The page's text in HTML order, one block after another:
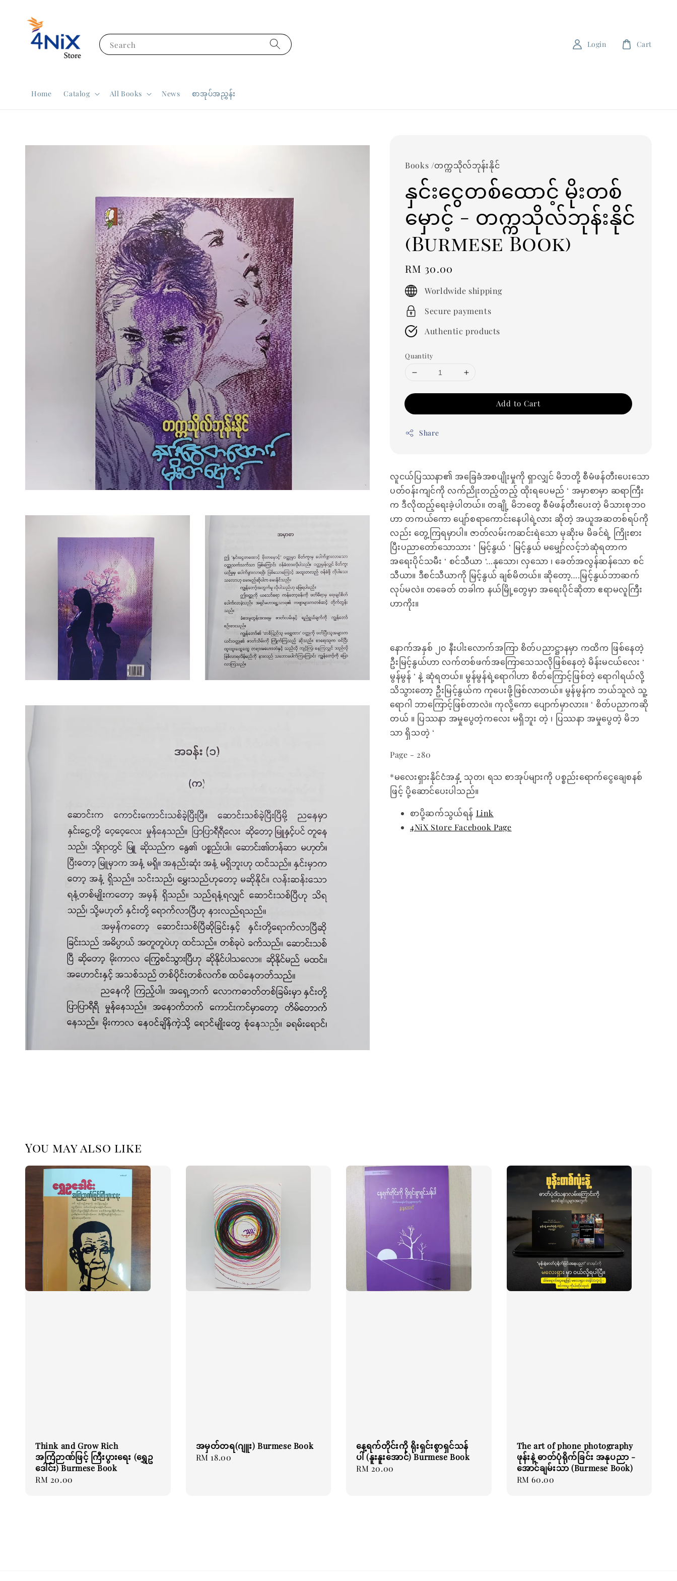
Search
Home Catalog All Books News စာအုပ်အညွှန်း
Login Cart
Books /တက္ကသိုလ်ဘုန်းနိုင်
နှင်းငွေတစ်ထောင့် မိုးတစ်
မှောင့် - တက္ကသိုလ်ဘုန်းနိုင်
(Burmese Book)
Regular
price
RM 30.00
Worldwide shipping
Secure payments
Authentic products
Quantity
Add to Cart
Share
လူငယ်ပြဿနာ၏ အခြေခံအစပျိုးမှုကို ရှာလျှင် မိဘတို့ စီမံဖန်တီးပေးသော
ပတ်ဝန်းကျင်ကို လက်ညိုးတည့်တည့် ထိုးရပေမည် ‘ အမှာစာမှာ ဆရာကြီး
က ဒီလိုထည့်ရေးခဲ့ပါတယ်။ တချို့ မိဘတွေ စီမံဖန်တီးပေးတဲ့ မိသားစုဘဝ
ဟာ တကယ်ကော ပျော်စရာကောင်းနေပါရဲ့လား ဆိုတဲ့ အယူအဆတစ်ရပ်ကို
လည်း တွေ့ကြရမှာပါ။ ဇာတ်လမ်းကဆင်းရဲသော မုဆိုးမ မိခင်ရဲ့ ကြိုးစား
ပြီးပညာတော်သောသား ‘ မြင့်နွယ် ‘ မြင့်နွယ် မမျှော်လင့်ဘဲဆုံရတာက
အရေးပိုင်သမီး ‘ စင်သီယာ ‘…နုသော၊ လှသော ၊ ခေတ်အလွန်ဆန်သော စင်
သီယာ။ ဒီစင်သီယာကို မြင့်နွယ် ချစ်မိတယ်။ ဆိုတော့….မြင့်နွယ်ဘာဆက်
လုပ်မလဲ။ တခေတ် တခါက နယ်မြို့တွေမှာ အရေးပိုင်ဆိုတာ ဧရာမလူကြီး
ဟာကိုး။
နောက်အနှစ် ၂၀ နီးပါးလောက်အကြာ စိတ်ပညာဋ္ဌာနမှာ ကထိက ဖြစ်နေတဲ့
ဦးမြင့်နွယ်ဟာ လက်တစ်ဖက်အကြောသေသလိုဖြစ်နေတဲ့ မိန်းမငယ်လေး ‘
မွန်မွန် ‘ နဲ့ ဆုံရတယ်။ မွန်မွန်ရဲ့ရောဂါဟာ စိတ်ကြောင့်ဖြစ်တဲ့ ရောဂါရယ်လို့
သိသွားတော့ ဦးမြင့်နွယ်က ကုပေးဖို့ဖြစ်လာတယ်။ မွန်မွန်က ဘယ်သူလဲ သူ့
ရောဂါ ဘာကြောင့်ဖြစ်တာလဲ။ ကုလို့ကော ပျောက်မှာလား။ ‘ စိတ်ပညာကဆို
တယ် ။ ပြဿနာ အမှုပွေတဲ့ကလေး မရှိဘူး တဲ့ ၊ ပြဿနာ အမှုပွေတဲ့ မိဘ
သာ ရှိသတဲ့ ‘
Page - 280
*မလေးရှားနိုင်ငံအနှံ့ သုတ၊ ရသ စာအုပ်များကို ပစ္စည်းရောက်ငွေချေစနစ်
ဖြင့် ပို့ဆောင်ပေးပါသည်။
စာပို့ဆက်သွယ်ရန် Link
4NiX Store Facebook Page
You may also like
Think and Grow Rich
အကြံဉာဏ်ဖြင့် ကြီးပွားရေး (ရွှေဥ
ဒေါင်း) Burmese Book
Regular
RM 20.00
အမှတ်တရ(ဂျူး) Burmese Book
Regular
RM 18.00
နေ့ရက်တိုင်းကို ရိုးရှင်းစွာရှင်သန်
ပါ (နူးနူးအောင်) Burmese Book
Regular
RM 20.00
The art of phone photography
ဖုန်းနဲ့ ဓာတ်ပုံရိုက်ခြင်း အနုပညာ -
အောင်ချမ်းသာ (Burmese Book)
Regular
RM 60.00